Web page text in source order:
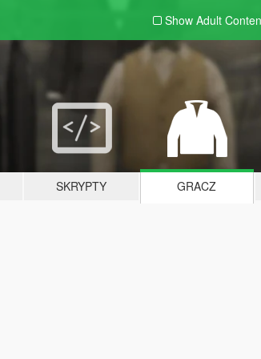
Show Adult
SKRYPTY GRACZ